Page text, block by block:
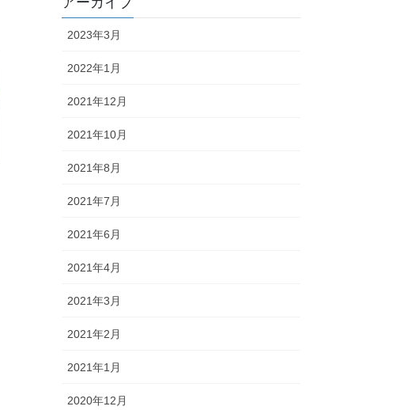
2023年3月
2022年1月
2021年12月
2021年10月
2021年8月
2021年7月
2021年6月
2021年4月
2021年3月
2021年2月
2021年1月
2020年12月